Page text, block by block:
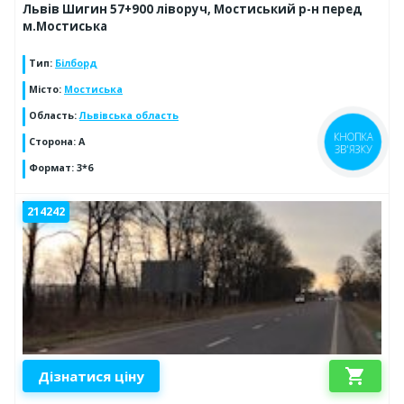
Львів Шигин 57+900 ліворуч, Мостиський р-н перед
м.Мостиська
Тип: Білборд
Місто: Мостиська
Область:Львівська область
Сторона: А
Формат: 3*6
214242
Дізнатися ціну shopping_cart
КНОПКА
ЗВ'ЯЗКУ